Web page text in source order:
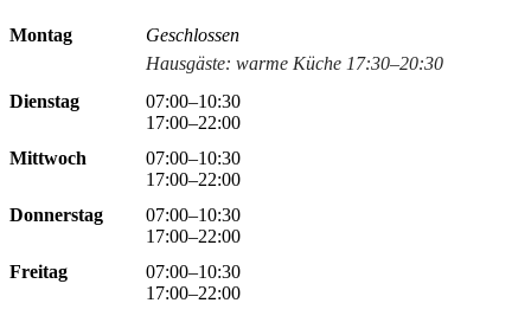
Montag
Geschlossen
Hausgäste: warme Küche 17:30–20:30
Dienstag
07:00–10:30
17:00–22:00
Mittwoch
07:00–10:30
17:00–22:00
Donnerstag
07:00–10:30
17:00–22:00
Freitag
07:00–10:30
17:00–22:00